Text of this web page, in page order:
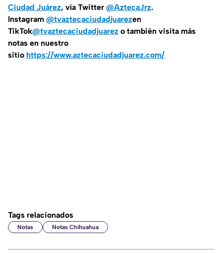
Ciudad Juárez, vía Twitter @AztecaJrz.
Instagram @tvaztecaciudadjuarezen
TikTok@tvaztecaciudadjuarez o también visita más
notas en nuestro
sitio https://www.aztecaciudadjuarez.com/
Tags relacionados
Notas Notas Chihuahua